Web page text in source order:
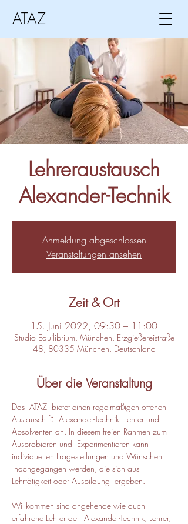
ATAZ
Lehreraustausch
Alexander-Technik
Anmeldung abgeschlossen
Veranstaltungen ansehen
Zeit & Ort
15. Juni 2022, 09:30 – 11:00
Studio Equilibrium, München, Erzgießereistraße
48, 80335 München, Deutschland
Über die Veranstaltung
Das  ATAZ  bietet einen regelmäßigen offenen
Austausch für Alexander-Technik  Lehrer und
Absolventen an. In diesem freien Rahmen zum
Ausprobieren und  Experimentieren kann
individuellen Fragestellungen und Wünschen
nachgegangen werden, die sich aus
Lehrtätigkeit oder Ausbildung  ergeben.
Willkommen sind angehende wie auch
erfahrene Lehrer der  Alexander-Technik, Lehrer,